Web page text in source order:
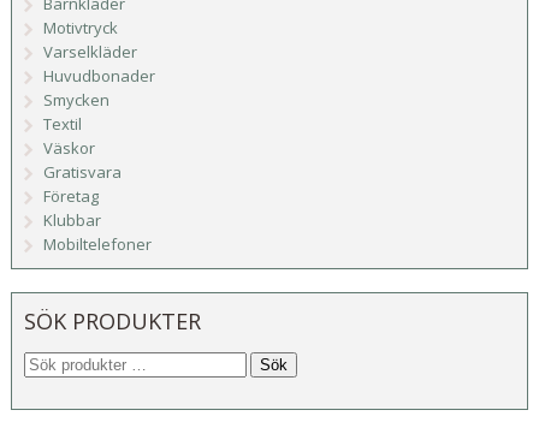
Motivtryck
Varselkläder
Huvudbonader
Smycken
Textil
Väskor
Gratisvara
Företag
Klubbar
Mobiltelefoner
SÖK PRODUKTER
Sök